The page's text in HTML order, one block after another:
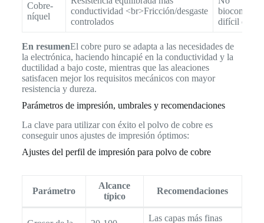
Cobre-
níquel
conductividad <br>Fricción/desgaste
controlados
difícil de
En resumenEl cobre puro se adapta a las necesidades de
la electrónica, haciendo hincapié en la conductividad y la
ductilidad a bajo coste, mientras que las aleaciones
satisfacen mejor los requisitos mecánicos con mayor
resistencia y dureza.
Parámetros de impresión, umbrales y recomendaciones
La clave para utilizar con éxito el polvo de cobre es
conseguir unos ajustes de impresión óptimos:
Ajustes del perfil de impresión para polvo de cobre
Parámetro
Alcance
típico
Recomendaciones
Las capas más finas